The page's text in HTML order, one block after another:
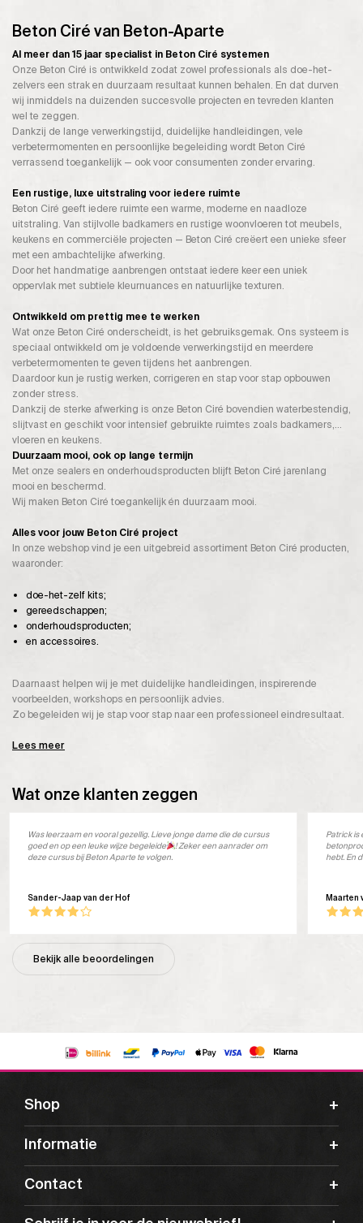
Beton Ciré van Beton-Aparte
Al meer dan 15 jaar specialist in Beton Ciré systemen
Onze Beton Ciré is ontwikkeld zodat zowel professionals als doe-het-
zelvers een strak en duurzaam resultaat kunnen behalen. En dat durven
wij inmiddels na duizenden succesvolle projecten en tevreden klanten
wel te zeggen.
Dankzij de lange verwerkingstijd, duidelijke handleidingen, vele
verbetermomenten en persoonlijke begeleiding wordt Beton Ciré
verrassend toegankelijk — ook voor consumenten zonder ervaring.
Een rustige, luxe uitstraling voor iedere ruimte
Beton Ciré geeft iedere ruimte een warme, moderne en naadloze
uitstraling. Van stijlvolle badkamers en rustige woonvloeren tot meubels,
keukens en commerciële projecten — Beton Ciré creëert een unieke sfeer
met een ambachtelijke afwerking.
Door het handmatige aanbrengen ontstaat iedere keer een uniek
oppervlak met subtiele kleurnuances en natuurlijke texturen.
Ontwikkeld om prettig mee te werken
Wat onze Beton Ciré onderscheidt, is het gebruiksgemak. Ons systeem is
speciaal ontwikkeld om je voldoende verwerkingstijd en meerdere
verbetermomenten te geven tijdens het aanbrengen.
Daardoor kun je rustig werken, corrigeren en stap voor stap opbouwen
zonder stress.
Dankzij de sterke afwerking is onze Beton Ciré bovendien waterbestendig,
slijtvast en geschikt voor intensief gebruikte ruimtes zoals badkamers,
vloeren en keukens.
Duurzaam mooi, ook op lange termijn
Met onze sealers en onderhoudsproducten blijft Beton Ciré jarenlang
mooi en beschermd.
Wij maken Beton Ciré toegankelijk én duurzaam mooi.
Alles voor jouw Beton Ciré project
In onze webshop vind je een uitgebreid assortiment Beton Ciré producten,
waaronder:
doe-het-zelf kits;
gereedschappen;
onderhoudsproducten;
en accessoires.
Daarnaast helpen wij je met duidelijke handleidingen, inspirerende
voorbeelden, workshops en persoonlijk advies.
Zo begeleiden wij je stap voor stap naar een professioneel eindresultaat.
Lees meer
Wat onze klanten zeggen
Sander-Jaap van der Hof
Was leerzaam en vooral gezellig. Lieve jonge dame die de cursus
goed en op een leuke wijze begeleide
! Zeker een aanrader om
deze cursus bij Beton Aparte te volgen.
Maarten
Patrick is
hebt. En
Bekijk alle beoordelingen
Shop
Informatie
Contact